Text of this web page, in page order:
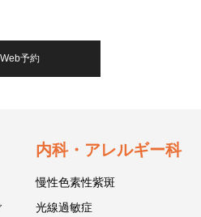
Web予約
内科・アレルギー科
慢性色素性紫斑
光線過敏症